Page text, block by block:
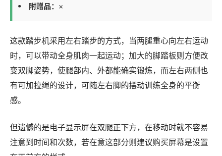
附赠品： ×
这款踏步机采用左右踏步的方式，当两腿重心向左右运动
时，可以带动全身肌肉一起运动；加大的脚踏板则方便改
变双脚姿势，使腿部内、外都能确实锻炼，而左右两侧也
有可加拉绳的设计，可随左右脚的摆动训练全身的平衡
感。
但遗憾的是电子显示屏在双腿正下方，在移动时就不容易
注意到时间和次数，若在意这部分则建议购买屏幕是设置